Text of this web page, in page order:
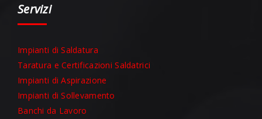
Servizi
Impianti di Saldatura
Taratura e Certificazioni Saldatrici
Impianti di Aspirazione
Impianti di Sollevamento
Banchi da Lavoro